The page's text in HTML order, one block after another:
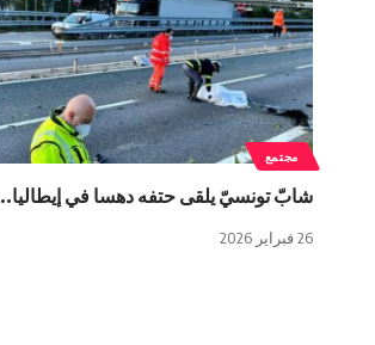
مجتمع
شابّ تونسيّ يلقى حتفه دهسا في إيطاليا..
26 فبراير 2026